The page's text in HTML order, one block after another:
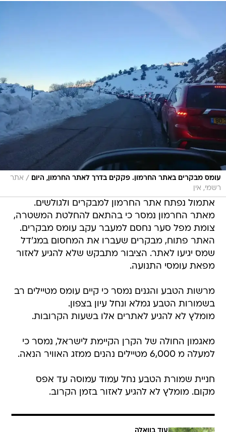
עומס מבקרים באתר החרמון. פקקים בדרך לאתר החרמון, היום / אתר
רשמי, אין
אתמול נפתח אתר החרמון למבקרים ולגולשים.
מאתר החרמון נמסר כי בהתאם להחלטת המשטרה,
צומת מפל סער נחסם למעבר עקב עומס מבקרים.
האתר פתוח, מבקרים שעברו את המחסום במג'דל
שמס יגיעו לאתר. הציבור מתבקש שלא להגיע לאזור
מפאת עומסי התנועה.
מרשות הטבע והגנים נמסר כי קיים עומס מטיילים רב
בשמורות הטבע גמלא ונחל עיון בצפון.
מומלץ לא להגיע לאתרים אלו בשעות הקרובות.
מאגמון החולה של הקרן הקיימת לישראל, נמסר כי
למעלה מ 6,000 מטיילים נהנים ממזג האוויר הנאה.
חניית שמורת הטבע נחל עמוד עמוסה עד אפס
מקום. מומלץ לא להגיע לאזור בזמן הקרוב.
עוד בוואלה